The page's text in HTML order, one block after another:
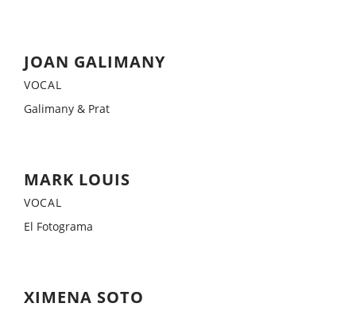
JOAN GALIMANY
VOCAL
Galimany & Prat
MARK LOUIS
VOCAL
El Fotograma
XIMENA SOTO